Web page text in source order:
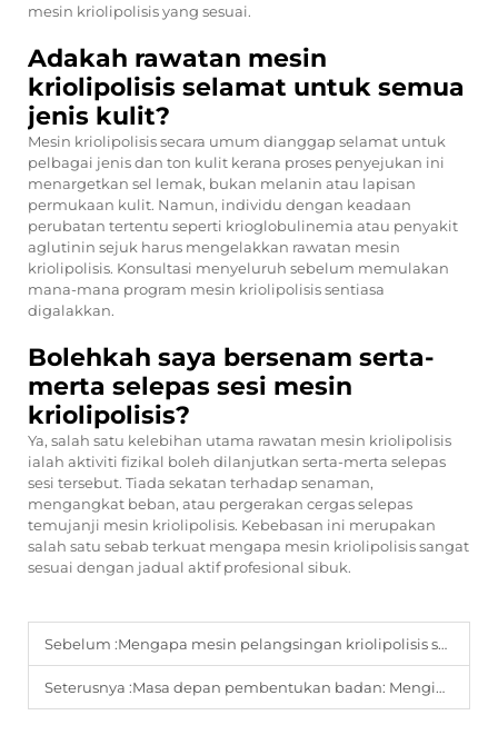
mesin kriolipolisis yang sesuai.
Adakah rawatan mesin
kriolipolisis selamat untuk semua
jenis kulit?
Mesin kriolipolisis secara umum dianggap selamat untuk
pelbagai jenis dan ton kulit kerana proses penyejukan ini
menargetkan sel lemak, bukan melanin atau lapisan
permukaan kulit. Namun, individu dengan keadaan
perubatan tertentu seperti krioglobulinemia atau penyakit
aglutinin sejuk harus mengelakkan rawatan mesin
kriolipolisis. Konsultasi menyeluruh sebelum memulakan
mana-mana program mesin kriolipolisis sentiasa
digalakkan.
Bolehkah saya bersenam serta-
merta selepas sesi mesin
kriolipolisis?
Ya, salah satu kelebihan utama rawatan mesin kriolipolisis
ialah aktiviti fizikal boleh dilanjutkan serta-merta selepas
sesi tersebut. Tiada sekatan terhadap senaman,
mengangkat beban, atau pergerakan cergas selepas
temujanji mesin kriolipolisis. Kebebasan ini merupakan
salah satu sebab terkuat mengapa mesin kriolipolisis sangat
sesuai dengan jadual aktif profesional sibuk.
Sebelum :Mengapa mesin pelangsingan kriolipolisis sangat sesuai untuk lemak perut dan paha yang sukar dihilangkan.
Seterusnya :Masa depan pembentukan badan: Mengintegrasikan teknologi mesin pelangsingan kriolipolisis.